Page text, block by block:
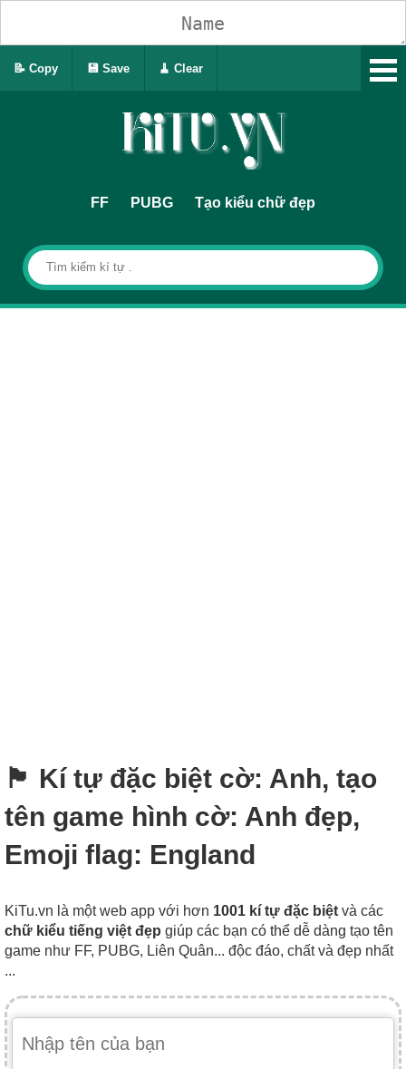
FF PUBG Tạo kiểu chữ đẹp
🏴󠁧󠁢󠁥󠁮󠁧󠁿 Kí tự đặc biệt cờ: Anh, tạo
tên game hình cờ: Anh đẹp,
Emoji flag: England
KiTu.vn là một web app với hơn 1001 kí tự đặc biệt và các
chữ kiểu tiếng việt đẹp giúp các bạn có thể dễ dàng tạo tên
game như FF, PUBG, Liên Quân... độc đáo, chất và đẹp nhất
...
📝 Copy 💾 Save 🧹 Clear